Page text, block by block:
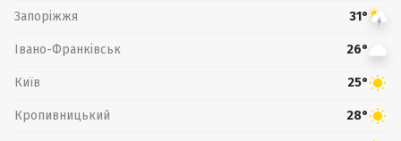
Запоріжжя 31°
Івано-Франківськ 26°
Київ 25°
Кропивницький 28°